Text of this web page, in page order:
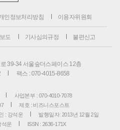
인정보처리방침 이용자위원회
도 기사심의규정 불편신고
39-34 서울숲더스페이스 12층
팩스 : 070-4015-8658
사업본부 : 070-4010-7078
제호 : 비즈니스포스트
: 강석운
발행일자: 2013년 12월 2일
석운
ISSN : 2636-171X